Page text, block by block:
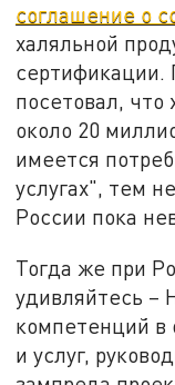
соглашение о
халяльной
сертификации.
посетовал, что
около 20
имеется
услугах", тем
России пока
Тогда же при
удивляйтесь –
компетенций в
и услуг,